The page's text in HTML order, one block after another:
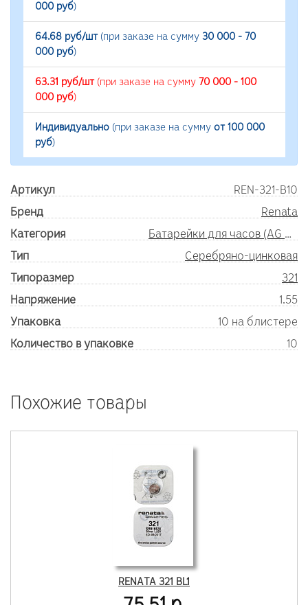
000 руб)
64.68 руб/шт(при заказе на сумму 30 000 - 70
000 руб)
63.31 руб/шт(при заказе на сумму 70 000 - 100
000 руб)
Индивидуально (при заказе на сумму от 100 000
руб)
Артикул
REN-321-B10
Бренд
Renata
Категория
Батарейки для часов (AG SR)
Тип
Серебряно-цинковая
Типоразмер
321
Напряжение
1.55
Упаковка
10 на блистере
Количество в упаковке
10
Похожие товары
RENATA 321 BL1